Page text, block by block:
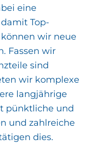
eine
Top-
wir neue
Fassen wir
sind
wir komplexe
langjährige
pünktliche und
und zahlreiche
dies.